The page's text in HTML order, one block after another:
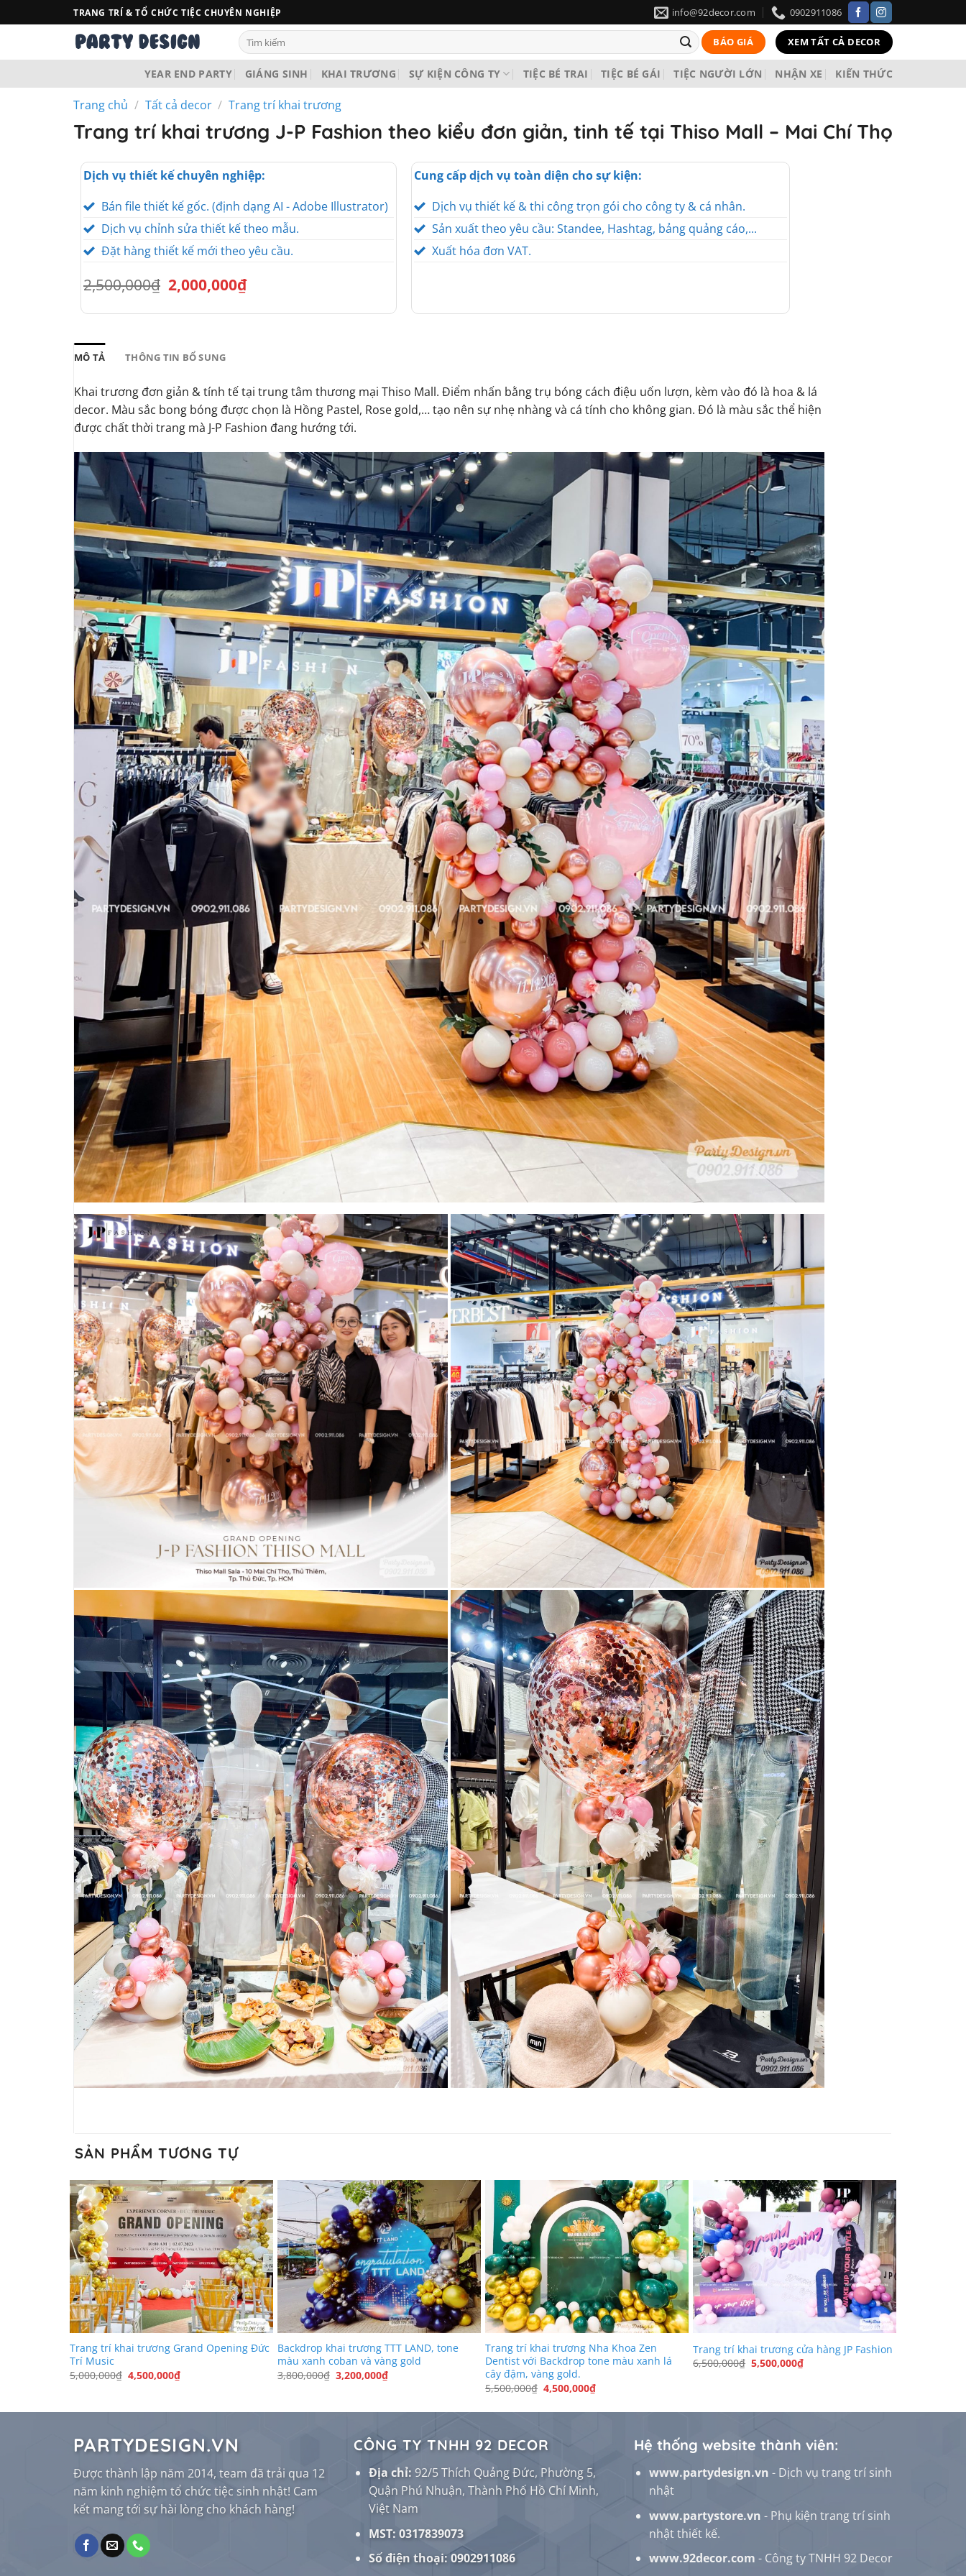
qua
dung
TRANG TRÍ & TỔ CHỨC TIỆC CHUYÊN NGHIỆP info@92decor.com 0902911086
Tìm
kiếm:
BÁO GIÁ XEM TẤT CẢ DECOR
YEAR END PARTY GIÁNG SINH KHAI TRƯƠNG SỰ KIỆN CÔNG TY TIỆC BÉ TRAI TIỆC BÉ GÁI TIỆC NGƯỜI LỚN NHẬN XE KIẾN THỨC
Trang chủ / Tất cả decor / Trang trí khai trương
Trang trí khai trương J-P Fashion theo kiểu đơn giản, tinh tế tại Thiso Mall – Mai Chí Thọ
Dịch vụ thiết kế chuyên nghiệp:
Bán file thiết kế gốc. (định dạng AI - Adobe Illustrator)
Dịch vụ chỉnh sửa thiết kế theo mẫu.
Đặt hàng thiết kế mới theo yêu cầu.
2,500,000₫ Giá
gốc
là:
2,000,000₫Giá
tại
Cung cấp dịch vụ toàn diện cho sự kiện:
Dịch vụ thiết kế & thi công trọn gói cho công ty & cá nhân.
Sản xuất theo yêu cầu: Standee, Hashtag, bảng quảng cáo,...
Xuất hóa đơn VAT.
MÔ TẢ THÔNG TIN BỔ SUNG
Khai trương đơn giản & tính tế tại trung tâm thương mại Thiso Mall. Điểm nhấn bằng trụ bóng cách điệu uốn lượn, kèm vào đó là hoa & lá
decor. Màu sắc bong bóng được chọn là Hồng Pastel, Rose gold,… tạo nên sự nhẹ nhàng và cá tính cho không gian. Đó là màu sắc thể hiện
được chất thời trang mà J-P Fashion đang hướng tới.
SẢN PHẨM TƯƠNG TỰ
Trang trí khai trương Grand Opening Đức
Trí Music
5,000,000₫ Giá
gốc
4,500,000₫Giá
4,500,000₫.
Backdrop khai trương TTT LAND, tone
màu xanh coban và vàng gold
3,800,000₫ Giá
gốc
3,200,000₫Giá
3,200,000₫.
Trang trí khai trương Nha Khoa Zen
Dentist với Backdrop tone màu xanh lá
cây đậm, vàng gold.
5,500,000₫ Giá
gốc
4,500,000₫Giá
Trang trí khai trương cửa hàng JP Fashion
6,500,000₫ Giá
5,500,000₫Giá
PARTYDESIGN.VN
Được thành lập năm 2014, team đã trải qua 12
năm kinh nghiệm tổ chức tiệc sinh nhật! Cam
kết mang tới sự hài lòng cho khách hàng!
CÔNG TY TNHH 92 DECOR
Địa chỉ: 92/5 Thích Quảng Đức, Phường 5,
Quận Phú Nhuận, Thành Phố Hồ Chí Minh,
Việt Nam
MST: 0317839073
Số điện thoại: 0902911086
Hệ thống website thành viên:
www.partydesign.vn - Dịch vụ trang trí sinh
nhật
www.partystore.vn - Phụ kiện trang trí sinh
nhật thiết kế.
www.92decor.com - Công ty TNHH 92 Decor